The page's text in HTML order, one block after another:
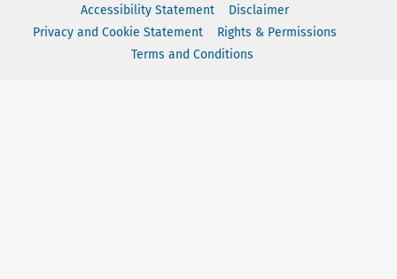
Accessibility Statement
Disclaimer
Privacy and Cookie Statement
Rights & Permissions
Terms and Conditions